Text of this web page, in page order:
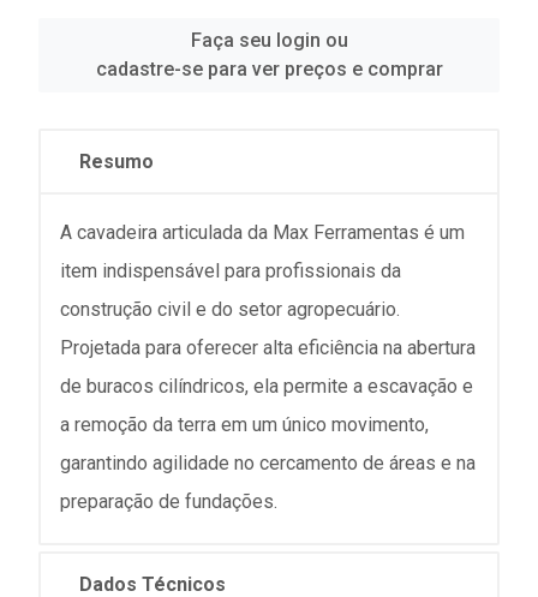
Faça seu login ou
cadastre-se para ver preços e comprar
Resumo
A cavadeira articulada da Max Ferramentas é um
item indispensável para profissionais da
construção civil e do setor agropecuário.
Projetada para oferecer alta eficiência na abertura
de buracos cilíndricos, ela permite a escavação e
a remoção da terra em um único movimento,
garantindo agilidade no cercamento de áreas e na
preparação de fundações.
Dados Técnicos